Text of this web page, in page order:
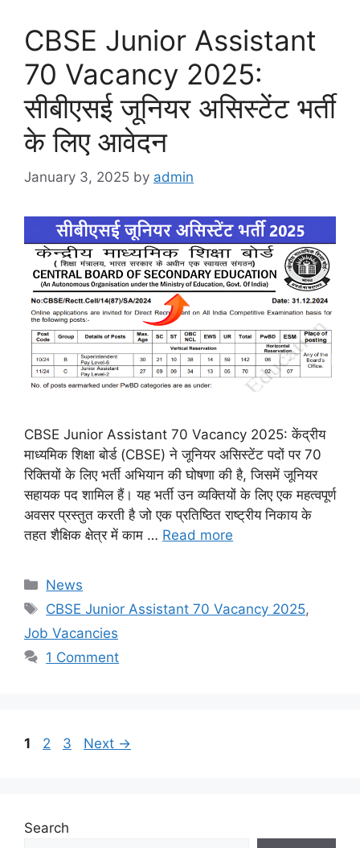
CBSE Junior Assistant
70 Vacancy 2025:
सीबीएसई जूनियर असिस्टेंट भर्ती
के लिए आवेदन
January 3, 2025 by admin
CBSE Junior Assistant 70 Vacancy 2025: केंद्रीय
माध्यमिक शिक्षा बोर्ड (CBSE) ने जूनियर असिस्टेंट पदों पर 70
रिक्तियों के लिए भर्ती अभियान की घोषणा की है, जिसमें जूनियर
सहायक पद शामिल हैं। यह भर्ती उन व्यक्तियों के लिए एक महत्वपूर्ण
अवसर प्रस्तुत करती है जो एक प्रतिष्ठित राष्ट्रीय निकाय के
तहत शैक्षिक क्षेत्र में काम … Read more
Categories
News
Tags
CBSE Junior Assistant 70 Vacancy 2025,
Job Vacancies
1 Comment
Page
1 Page
2 Page
3 Next →
Search